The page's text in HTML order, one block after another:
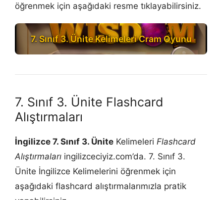
öğrenmek için aşağıdaki resme tıklayabilirsiniz.
7. Sınıf 3. Ünite Kelimeleri Cram Oyunu
7. Sınıf 3. Ünite Flashcard
Alıştırmaları
İngilizce 7. Sınıf 3. Ünite Kelimeleri Flashcard
Alıştırmaları ingilizceciyiz.com’da. 7. Sınıf 3.
Ünite İngilizce Kelimelerini öğrenmek için
aşağıdaki flashcard alıştırmalarımızla pratik